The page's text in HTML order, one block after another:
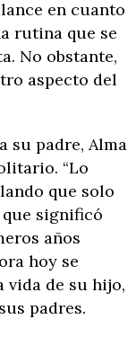
en cuanto
rutina que se
No obstante,
aspecto del
su padre, Alma
“Lo
que solo
significó
años
hoy se
vida de su hijo,
padres.